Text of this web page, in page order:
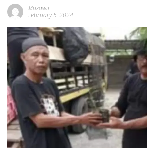
Muzawir
February 5, 2024